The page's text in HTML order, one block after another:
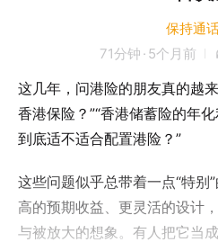
保持通
71分钟 · 5个月前
这几年，问港险的朋友真的越
香港保险？”“香港储蓄险的年
到底适不适合配置港险？”
这些问题似乎总带着一点“特
高的预期收益、更灵活的设计
与被放大的想象。有人把它当